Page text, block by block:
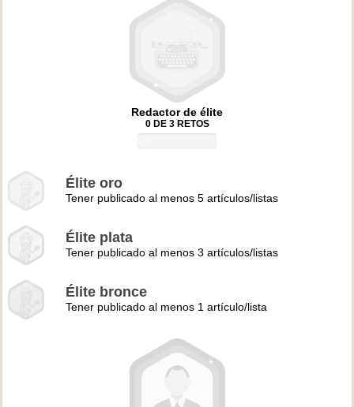
Redactor de élite
0 DE 3 RETOS
Élite oro
Tener publicado al menos 5 artículos/listas
Élite plata
Tener publicado al menos 3 artículos/listas
Élite bronce
Tener publicado al menos 1 artículo/lista